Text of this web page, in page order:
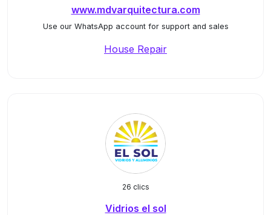
www.mdvarquitectura.com
Use our WhatsApp account for support and sales
House Repair
26 clics
Vidrios el sol